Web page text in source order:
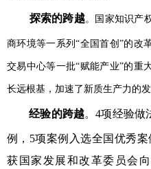
探索的跨越。国家知识产
商环境等一系列“全国首创”的改
交易中心等一批“赋能产业”的重
长远根基，加速了新质生产力的发
经验的跨越。4项经验做
例，5项案例入选全国优秀
获国家发展和改革委员会